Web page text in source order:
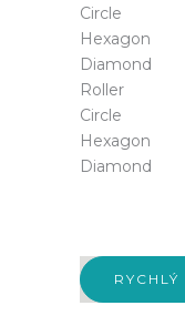
Circle
Hexagon
Diamond
Roller
Circle
Hexagon
Diamond